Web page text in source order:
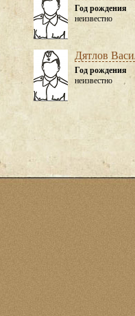
Год рождения
неизвестно
Дятлов
Год рождения
неизвестно